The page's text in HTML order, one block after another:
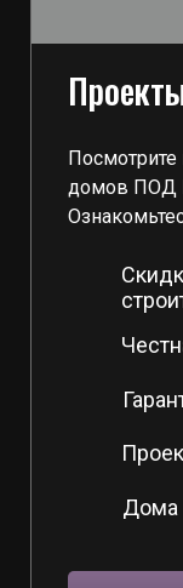
домов ПОД
Дома